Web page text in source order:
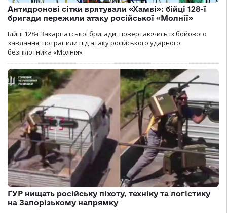
Антидронові сітки врятували «Хамві»: бійці 128-ї
бригади пережили атаку російської «Молнії»
Бійці 128-ї Закарпатської бригади, повертаючись із бойового
завдання, потрапили під атаку російського ударного
безпілотника «Молнія».
ГУР нищать російську піхоту, техніку та логістику
на Запорізькому напрямку